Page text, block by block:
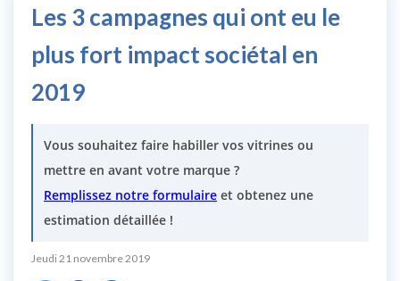
Les 3 campagnes qui ont eu le
plus fort impact sociétal en
2019
Vous souhaitez faire habiller vos vitrines ou
mettre en avant votre marque ?
Remplissez notre formulaire et obtenez une
estimation détaillée !
Jeudi 21 novembre 2019